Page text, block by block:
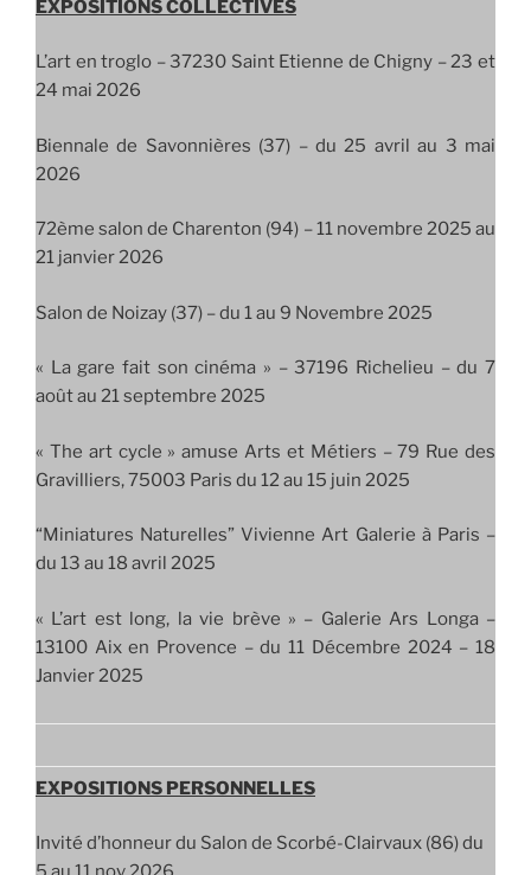
EXPOSITIONS COLLECTIVES
L’art en troglo – 37230 Saint Etienne de Chigny – 23 et
24 mai 2026
Biennale de Savonnières (37) – du 25 avril au 3 mai
2026
72ème salon de Charenton (94) – 11 novembre 2025 au
21 janvier 2026
Salon de Noizay (37) – du 1 au 9 Novembre 2025
« La gare fait son cinéma » – 37196 Richelieu – du 7
août au 21 septembre 2025
« The art cycle » amuse Arts et Métiers – 79 Rue des
Gravilliers, 75003 Paris du 12 au 15 juin 2025
“Miniatures Naturelles” Vivienne Art Galerie à Paris –
du 13 au 18 avril 2025
« L’art est long, la vie brève » – Galerie Ars Longa –
13100 Aix en Provence – du 11 Décembre 2024 – 18
Janvier 2025
EXPOSITIONS PERSONNELLES
Invité d’honneur du Salon de Scorbé-Clairvaux (86) du